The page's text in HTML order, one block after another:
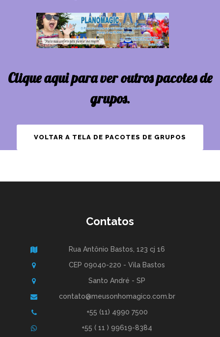
Clique aqui para ver outros pacotes de
grupos.
VOLTAR A TELA DE PACOTES DE GRUPOS
Contatos
Rua Antônio Bastos, 123 cj 16
CEP 09040-220 - Vila Bastos
Santo André - SP
contato@meusonhomagico.com.br
+55 (11) 4990 7500
+55 ( 11 ) 99619-8384